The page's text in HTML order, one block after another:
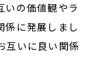
いの価値観やラ
係に発展しまし
互いに良い関係